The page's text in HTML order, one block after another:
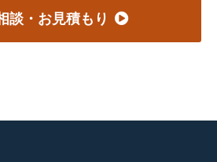
談・お見積もり